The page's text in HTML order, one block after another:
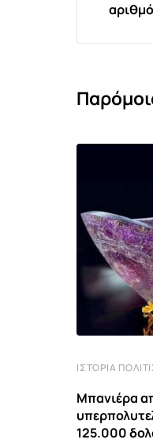
αριθμό
ΙΣΤΟΡΊΑ
Μπανιέρα
125.000